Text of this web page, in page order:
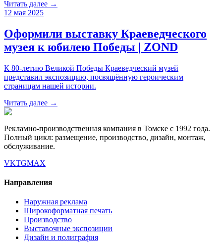
Читать далее →
12 мая 2025
Оформили выставку Краеведческого
музея к юбилею Победы | ZOND
К 80-летию Великой Победы Краеведческий музей
представил экспозицию, посвящённую героическим
страницам нашей истории.
Читать далее →
Рекламно-производственная компания в Томске с 1992 года.
Полный цикл: размещение, производство, дизайн, монтаж,
обслуживание.
VKTGMAX
Направления
Наружная реклама
Широкоформатная печать
Производство
Выставочные экспозиции
Дизайн и полиграфия